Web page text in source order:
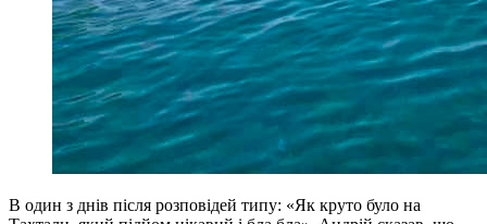
В один з днів після розповідей типу: «Як круто було на